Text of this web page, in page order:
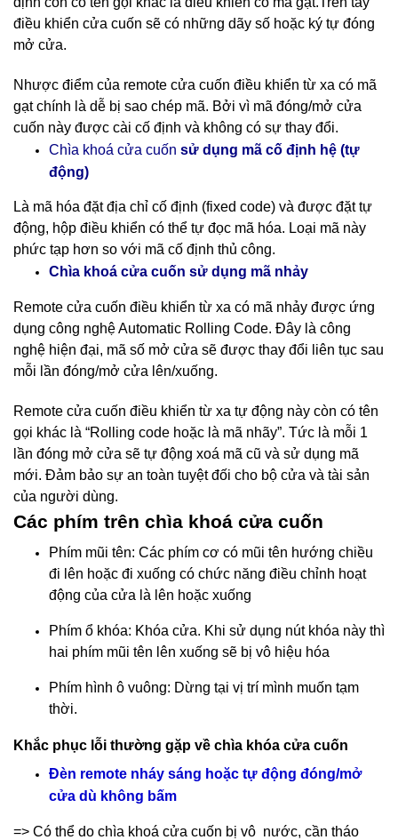
điều khiển cửa cuốn sẽ có những dãy số hoặc ký tự đóng
mở cửa.
Nhược điểm của remote cửa cuốn điều khiển từ xa có mã
gạt chính là dễ bị sao chép mã. Bởi vì mã đóng/mở cửa
cuốn này được cài cố định và không có sự thay đổi.
Chìa khoá cửa cuốn sử dụng mã cố định hệ (tự
động)
Là mã hóa đặt địa chỉ cố định (fixed code) và được đặt tự
động, hộp điều khiển có thể tự đọc mã hóa. Loại mã này
phức tạp hơn so với mã cố định thủ công.
Chìa khoá cửa cuốn sử dụng mã nhảy
Remote cửa cuốn điều khiển từ xa có mã nhảy được ứng
dụng công nghệ Automatic Rolling Code. Đây là công
nghệ hiện đại, mã số mở cửa sẽ được thay đổi liên tục sau
mỗi lần đóng/mở cửa lên/xuống.
Remote cửa cuốn điều khiển từ xa tự động này còn có tên
gọi khác là “Rolling code hoặc là mã nhãy”. Tức là mỗi 1
lần đóng mở cửa sẽ tự động xoá mã cũ và sử dụng mã
mới. Đảm bảo sự an toàn tuyệt đối cho bộ cửa và tài sản
của người dùng.
Các phím trên chìa khoá cửa cuốn
Phím mũi tên: Các phím cơ có mũi tên hướng chiều
đi lên hoặc đi xuống có chức năng điều chỉnh hoạt
động của cửa là lên hoặc xuống
Phím ổ khóa: Khóa cửa. Khi sử dụng nút khóa này thì
hai phím mũi tên lên xuống sẽ bị vô hiệu hóa
Phím hình ô vuông: Dừng tại vị trí mình muốn tạm
thời.
Khắc phục lỗi thường gặp về chìa khóa cửa cuốn
Đèn remote nháy sáng hoặc tự động đóng/mở
cửa dù không bấm
=> Có thể do chìa khoá cửa cuốn bị vô nước, cần tháo